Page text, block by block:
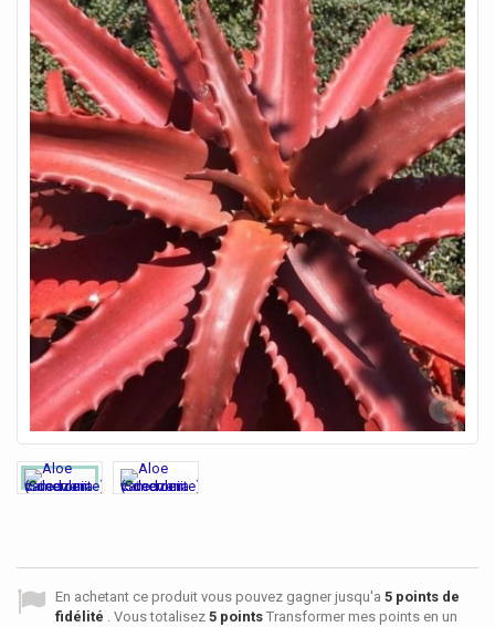
En achetant ce produit vous pouvez gagner jusqu'a 5 points de
fidélité . Vous totalisez 5 points Transformer mes points en un